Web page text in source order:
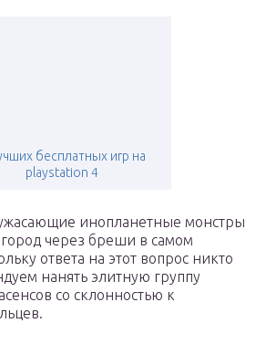
бесплатных игр на
playstation 4
ужасающие инопланетные монстры
через бреши в самом
ответа на этот вопрос никто
нанять элитную группу
со склонностью к